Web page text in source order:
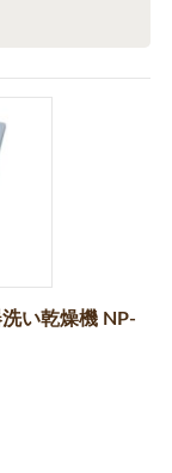
い乾燥機 NP-